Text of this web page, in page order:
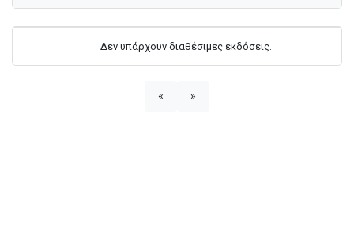
Δεν υπάρχουν διαθέσιμες εκδόσεις.
« »